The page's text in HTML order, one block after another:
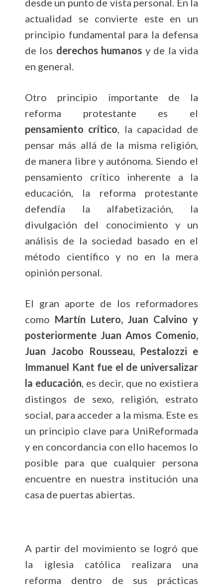
desde un punto de vista personal. En la
actualidad se convierte este en un
principio fundamental para la defensa
de los derechos humanos y de la vida
en general.
Otro principio importante de la
reforma protestante es el
pensamiento crítico, la capacidad de
pensar más allá de la misma religión,
de manera libre y autónoma. Siendo el
pensamiento crítico inherente a la
educación, la reforma protestante
defendía la alfabetización, la
divulgación del conocimiento y un
análisis de la sociedad basado en el
método científico y no en la mera
opinión personal.
El gran aporte de los reformadores
como Martín Lutero, Juan Calvino y
posteriormente Juan Amos Comenio,
Juan Jacobo Rousseau, Pestalozzi e
Immanuel Kant fue el de universalizar
la educación, es decir, que no existiera
distingos de sexo, religión, estrato
social, para acceder a la misma. Este es
un principio clave para UniReformada
y en concordancia con ello hacemos lo
posible para que cualquier persona
encuentre en nuestra institución una
casa de puertas abiertas.
A partir del movimiento se logró que
la iglesia católica realizara una
reforma dentro de sus prácticas